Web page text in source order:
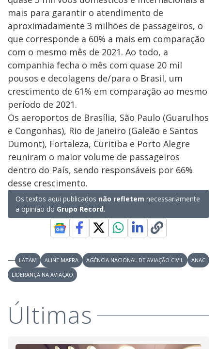
mais para garantir o atendimento de
aproximadamente 3 milhões de passageiros, o
que corresponde a 60% a mais em comparação
com o mesmo mês de 2021. Ao todo, a
companhia fecha o mês com quase 20 mil
pousos e decolagens de/para o Brasil, um
crescimento de 61% em comparação ao mesmo
período de 2021.
Os aeroportos de Brasília, São Paulo (Guarulhos
e Congonhas), Rio de Janeiro (Galeão e Santos
Dumont), Fortaleza, Curitiba e Porto Alegre
reuniram o maior volume de passageiros
dentro do País, sendo responsáveis por 66%
desse crescimento.
Os textos aqui publicados não refletem necessariamente
a opinião do Grupo Record.
LATAM ALINE MAFRA AGÊNCIA NACIONAL DE AVIAÇÃO CIVIL
ANAC
LIDERANÇA NA AVIAÇÃO
Últimas